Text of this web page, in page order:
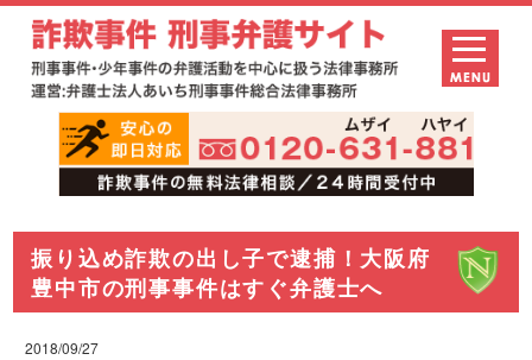
振り込め詐欺の出し子で逮捕！大阪府
豊中市の刑事事件はすぐ弁護士へ
2018/09/27